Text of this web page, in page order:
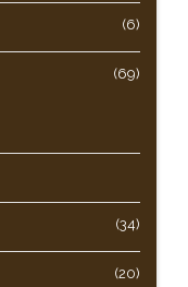
(6)
(69)
(34)
(20)